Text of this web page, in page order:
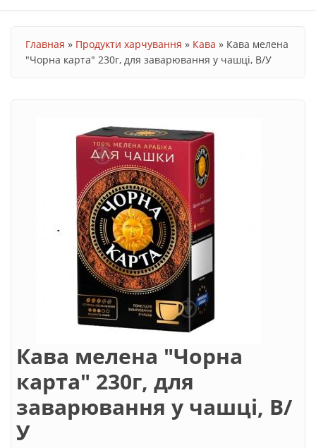
Ви є тут
Главная » Продукти харчування » Кава » Кава мелена
"Чорна карта" 230г, для заварювання у чашці, В/У
Кава мелена "Чорна
карта" 230г, для
заварювання у чашці, В/
У